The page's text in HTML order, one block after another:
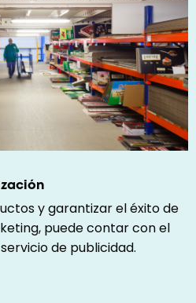
y garantizar el éxito de
puede contar con el
de publicidad.